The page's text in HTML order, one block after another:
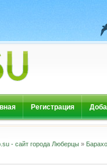
Регистрация
- сайт города Люберцы »